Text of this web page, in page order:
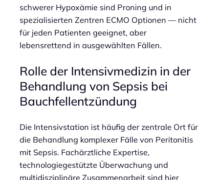
schwerer Hypoxämie sind Proning und in
spezialisierten Zentren ECMO Optionen — nicht
für jeden Patienten geeignet, aber
lebensrettend in ausgewählten Fällen.
Rolle der Intensivmedizin in der
Behandlung von Sepsis bei
Bauchfellentzündung
Die Intensivstation ist häufig der zentrale Ort für
die Behandlung komplexer Fälle von Peritonitis
mit Sepsis. Fachärztliche Expertise,
technologiegestützte Überwachung und
multidisziplinäre Zusammenarbeit sind hier